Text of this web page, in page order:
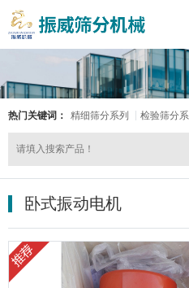
热门关键词： 精细筛分系列 检验筛分
卧式振动电机